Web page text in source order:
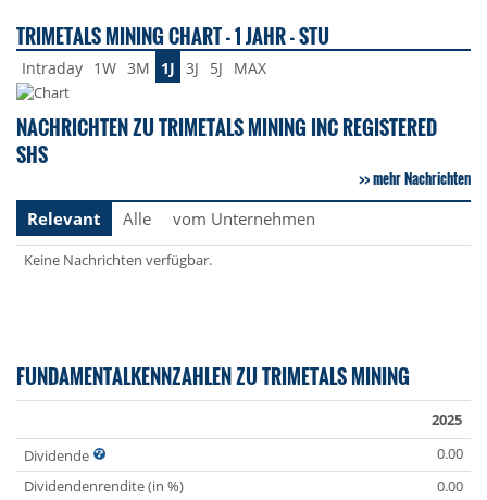
TRIMETALS MINING CHART - 1 JAHR - STU
Intraday 1W 3M 1J 3J 5J MAX
NACHRICHTEN ZU TRIMETALS MINING INC REGISTERED
SHS
mehr Nachrichten
Relevant
Alle vom Unternehmen
Keine Nachrichten verfügbar.
FUNDAMENTALKENNZAHLEN ZU TRIMETALS MINING
2025
Dividende
0.00
Dividendenrendite (in %)
0.00